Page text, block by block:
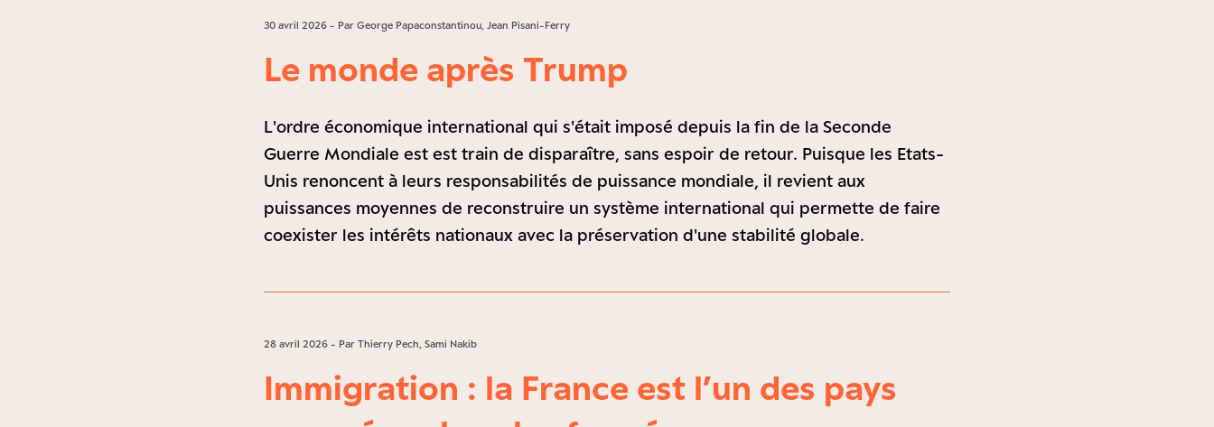
30 avril 2026 - Par George Papaconstantinou, Jean Pisani-Ferry
Le monde après Trump
L'ordre économique international qui s'était imposé depuis la fin de la Seconde
Guerre Mondiale est est train de disparaître, sans espoir de retour. Puisque les Etats-
Unis renoncent à leurs responsabilités de puissance mondiale, il revient aux
puissances moyennes de reconstruire un système international qui permette de faire
coexister les intérêts nationaux avec la préservation d'une stabilité globale.
28 avril 2026 - Par Thierry Pech, Sami Nakib
Immigration : la France est l’un des pays